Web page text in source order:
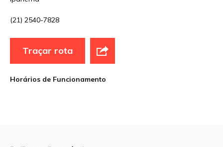
Sua avaliação
(21) 2540-7828
Traçar rota
Horários de Funcionamento